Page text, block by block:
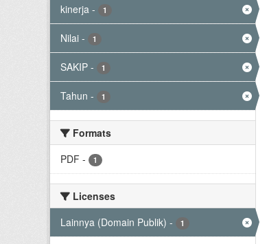
kinerja - 1
Nilai - 1
SAKIP - 1
Tahun - 1
Formats
PDF - 1
Licenses
Lainnya (Domain Publik) - 1